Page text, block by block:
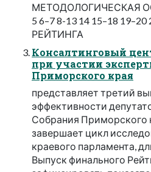
МЕТОДОЛОГИЧЕСКАЯ
5 6–7 8-13 14 15–18
РЕЙТИНГА
Консалтинговый
при участии
Приморского края
представляет третий
эффективности
Собрания Приморского
завершает цикл
краевого парламента,
Выпуск финального